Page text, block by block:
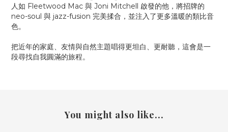
人如 Fleetwood Mac 與 Joni Mitchell 啟發的他，將招牌的
neo-soul 與 jazz-fusion 完美揉合，並注入了更多溫暖的類比音
色。
把近年的家庭、友情與自然主題唱得更坦白、更耐聽，這會是一
段尋找自我圓滿的旅程。
You might also like...